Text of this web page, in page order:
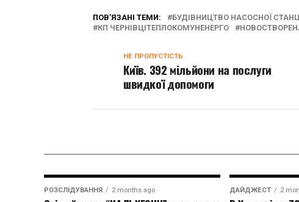
ПОВ’ЯЗАНІ ТЕМИ: БУДІВНИЦТВО НАСОСНОЇ
КП ЧЕРНІВЦІТЕПЛОКОМУНЕНЕРГО
НЕ ПРОПУСТІСТЬ
Київ. 392 мільйони на послуги
швидкої допомоги
РОЗСЛІДУВАННЯ 2 months ago ДАЙДЖЕСТ 2